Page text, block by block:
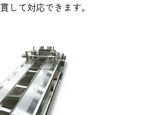
して対応できます。